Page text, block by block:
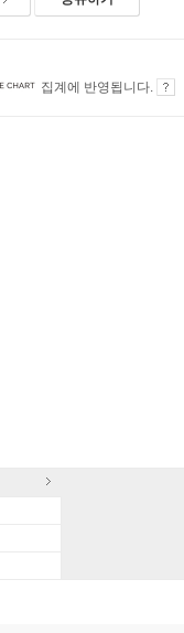
집계에 반영됩니다.